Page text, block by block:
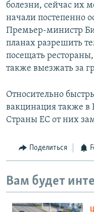
болезни, сейчас их
начали постепенно
Премьер-министр
планах разрешить
посещать
также выезжать за
Относительно
вакцинация также
Страны ЕС от них
Поделиться
Вам будет